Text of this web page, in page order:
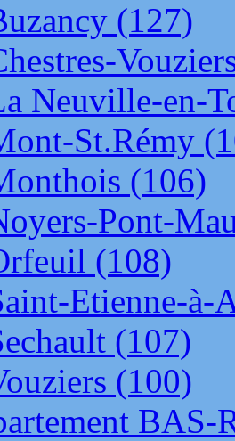
(127)
Neuville-en-
St.Rémy
(106)
Pont-
(108)
Etienne-à-
(107)
(100)
BAS-